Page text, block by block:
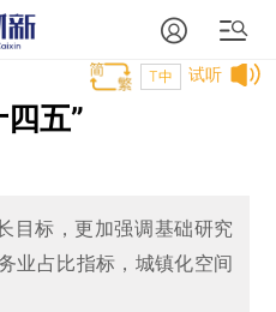
试听
T中
五”
目标，更加强调基础研究
业占比指标，城镇化空间